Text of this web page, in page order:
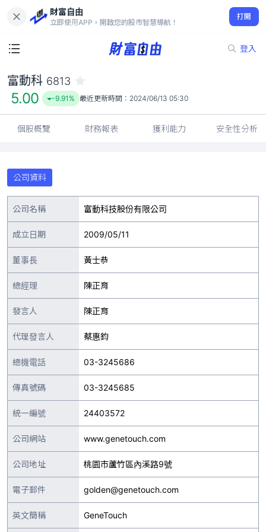
財富自由
立即使用APP，開啟您的股市智慧導航！
打開
登入
5.00
-9.91%
富動科 6813
5.00 -9.91% 最近更新時間： 2024/06/13 05:30
個股概覽 財務報表 獲利能力 安全性分析
公司資料
公司名稱 富動科技股份有限公司
成立日期 2009/05/11
董事長 黃士恭
總經理 陳正育
發言人 陳正育
代理發言人 蔡惠鈞
總機電話 03-3245686
傳真號碼 03-3245685
統一編號 24403572
公司網站 www.genetouch.com
公司地址 桃園市蘆竹區內溪路9號
電子郵件 golden@genetouch.com
英文簡稱 GeneTouch